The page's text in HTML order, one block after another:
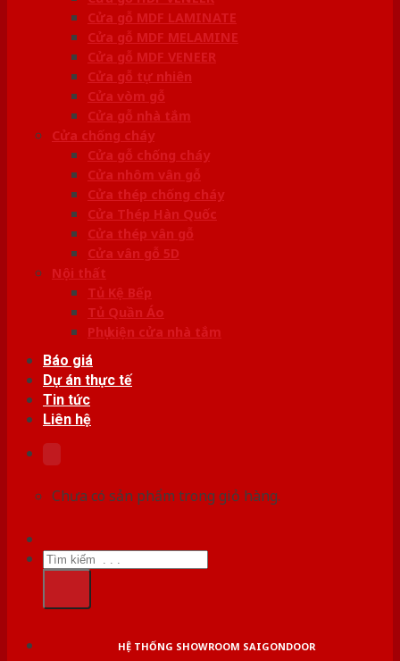
Cửa gỗ MDF LAMINATE
Cửa gỗ MDF MELAMINE
Cửa gỗ MDF VENEER
Cửa gỗ tự nhiên
Cửa vòm gỗ
Cửa gỗ nhà tắm
Cửa chống cháy
Cửa gỗ chống cháy
Cửa nhôm vân gỗ
Cửa thép chống cháy
Cửa Thép Hàn Quốc
Cửa thép vân gỗ
Cửa vân gỗ 5D
Nội thất
Tủ Kệ Bếp
Tủ Quần Áo
Phụ kiện cửa nhà tắm
Báo giá
Dự án thực tế
Tin tức
Liên hệ
Chưa có sản phẩm trong giỏ hàng.
Tìm
kiếm:
HỆ THỐNG SHOWROOM SAIGONDOOR